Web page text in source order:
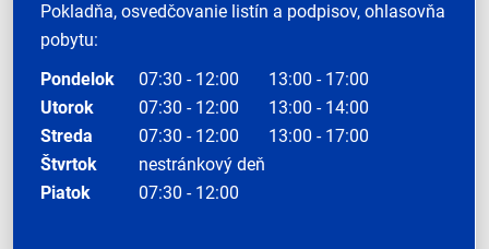
Pokladňa, osvedčovanie listín a podpisov, ohlasovňa
pobytu:
Pondelok
07:30 - 12:00
13:00 - 17:00
Utorok
07:30 - 12:00
13:00 - 14:00
Streda
07:30 - 12:00
13:00 - 17:00
Štvrtok
nestránkový deň
Piatok
07:30 - 12:00